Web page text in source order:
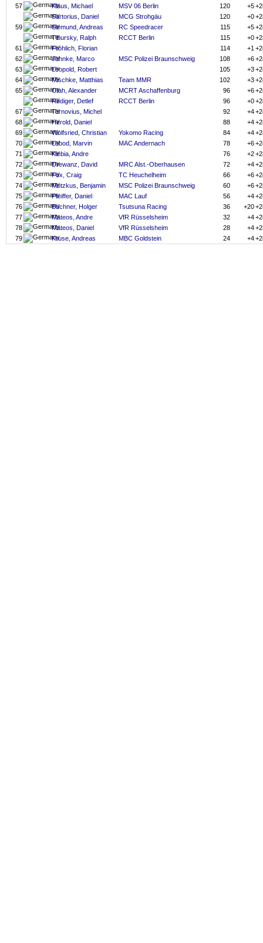
57
Klaus, Michael MSV 06 Berlin 120 +5
Sartorius, Daniel
MCG Strohgäu 120 +0
59
Siemund, Andreas RC Speedracer 115 +5
Tibursky, Ralph
RCCT Berlin 115 +0
61
Fröhlich, Florian 114 +1
62
Jahnke, Marco MSC Polizei Braunschweig 108 +6
63
Leopold, Robert 105 +3
64
Mischke, Matthias Team MMR 102 +3
65
Olah, Alexander MCRT Aschaffenburg 96 +6
Rödiger, Detlef
RCCT Berlin 96 +0
67
Tarnovius, Michel 92 +4
68
Herold, Daniel 88 +4
69
Wolfsried, Christian Yokomo Racing 84 +4
70
Labod, Marvin MAC Andernach 78 +6
71
Kiebia, Andre 76 +2
72
Drewanz, David MRC Alst.-Oberhausen 72 +4
73
Fox, Craig TC Heuchelheim 66 +6
74
Motzkus, Benjamin MSC Polizei Braunschweig 60 +6
75
Pfeiffer, Daniel MAC Lauf 56 +4
76
Buchner, Holger Tsutsuna Racing 36 +20
77
Mateos, Andre VfR Rüsselsheim 32 +4
78
Mateos, Daniel VfR Rüsselsheim 28 +4
79
Kruse, Andreas MBC Goldstein 24 +4